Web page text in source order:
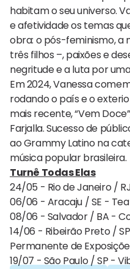
habitam o seu universo.
e afetividade os temas
obra: o pós-feminismo, a
três filhos –, paixões e
negritude e a luta por
Em 2024, Vanessa
rodando o país e o
mais recente, “Vem
Farjalla. Sucesso de
ao Grammy Latino na
música popular brasileira.
Turnê Todas Elas
24/05 - Rio de Janeiro /
06/06 - Aracaju / SE -
08/06 - Salvador / BA -
14/06 - Ribeirão Preto /
Permanente de
19/07 - São Paulo / SP -